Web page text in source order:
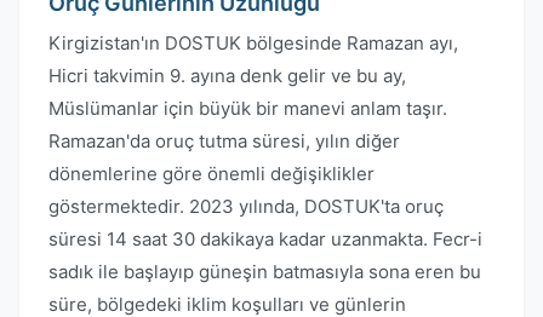
Kirgizistan'ın DOSTUK bölgesinde Ramazan ayı,
Hicri takvimin 9. ayına denk gelir ve bu ay,
Müslümanlar için büyük bir manevi anlam taşır.
Ramazan'da oruç tutma süresi, yılın diğer
dönemlerine göre önemli değişiklikler
göstermektedir. 2023 yılında, DOSTUK'ta oruç
süresi 14 saat 30 dakikaya kadar uzanmakta. Fecr-i
sadık ile başlayıp güneşin batmasıyla sona eren bu
süre, bölgedeki iklim koşulları ve günlerin